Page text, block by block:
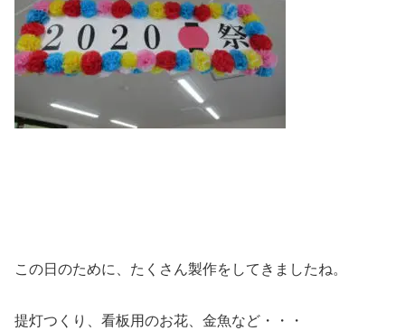
この日のために、たくさん製作をしてきましたね。
提灯つくり、看板用のお花、金魚など・・・